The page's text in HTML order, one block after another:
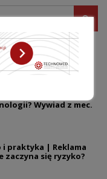
prawne wpływają
Wywiad z mec.
praktyka | Reklama
zaczyna się ryzyko?